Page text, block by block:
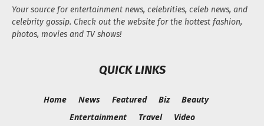
Your source for entertainment news, celebrities, celeb news, and
celebrity gossip. Check out the website for the hottest fashion,
photos, movies and TV shows!
QUICK LINKS
Home News Featured Biz
Beauty
Entertainment
Travel Video